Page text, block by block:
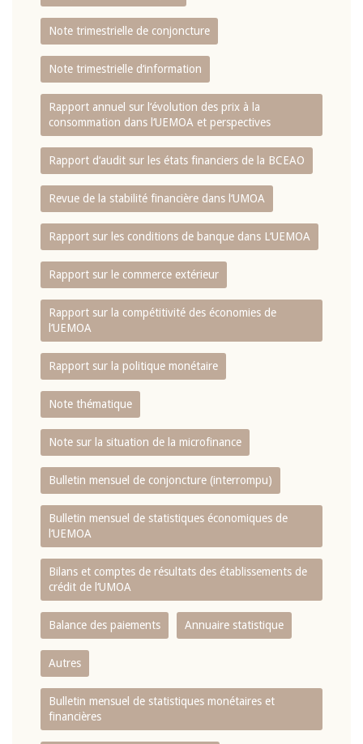
Note trimestrielle de conjoncture
Note trimestrielle d‘information
Rapport annuel sur l‘évolution des prix à la
consommation dans l‘UEMOA et perspectives
Rapport d‘audit sur les états financiers de la BCEAO
Revue de la stabilité financière dans l‘UMOA
Rapport sur les conditions de banque dans L‘UEMOA
Rapport sur le commerce extérieur
Rapport sur la compétitivité des économies de
l‘UEMOA
Rapport sur la politique monétaire
Note thématique
Note sur la situation de la microfinance
Bulletin mensuel de conjoncture (interrompu)
Bulletin mensuel de statistiques économiques de
l‘UEMOA
Bilans et comptes de résultats des établissements de
crédit de l‘UMOA
Balance des paiements Annuaire statistique
Autres
Bulletin mensuel de statistiques monétaires et
financières